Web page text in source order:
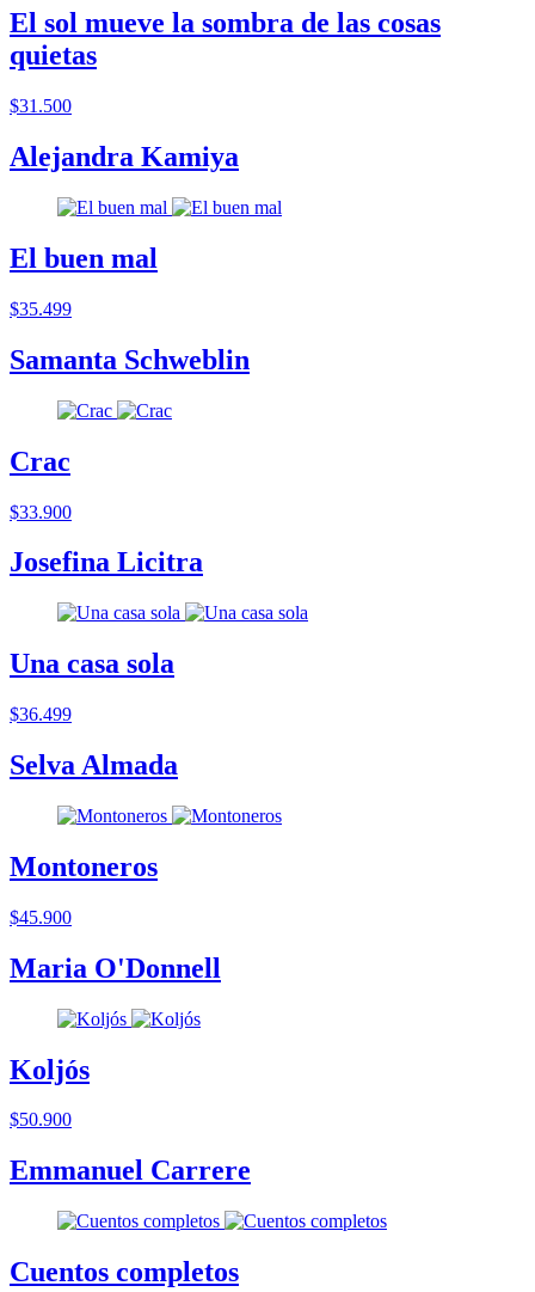
El sol mueve la sombra de las cosas
quietas
$31.500
Alejandra Kamiya
El buen mal
$35.499
Samanta Schweblin
Crac
$33.900
Josefina Licitra
Una casa sola
$36.499
Selva Almada
Montoneros
$45.900
Maria O'Donnell
Koljós
$50.900
Emmanuel Carrere
Cuentos completos